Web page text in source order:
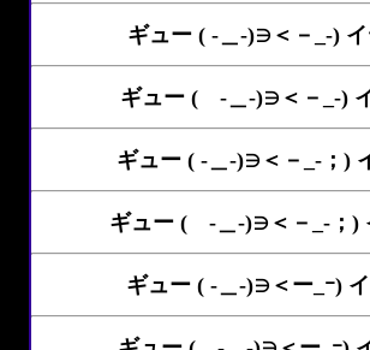
ギュー ( -＿-)∋＜－_-)
ギュー ( -＿-)∋＜－_-)
ギュー ( -＿-)∋＜－_-；)
ギュー ( -＿-)∋＜－_-；)
ギュー ( -＿-)∋＜ー_ｰ)